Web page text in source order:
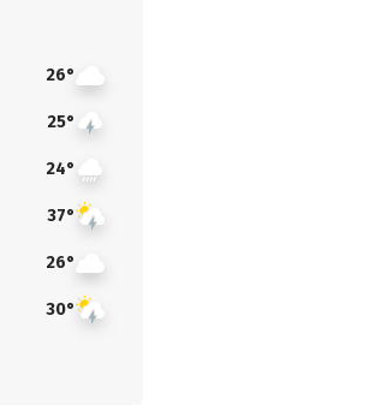
26°
25°
24°
37°
26°
30°